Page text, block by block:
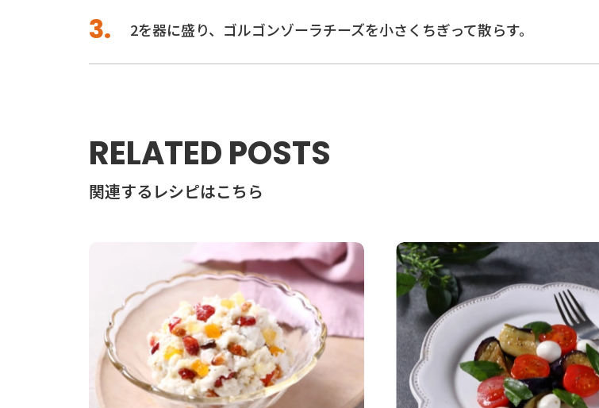
2を器に盛り、ゴルゴンゾーラチーズを小さくちぎって散らす。
RELATED POSTS
関連するレシピはこちら